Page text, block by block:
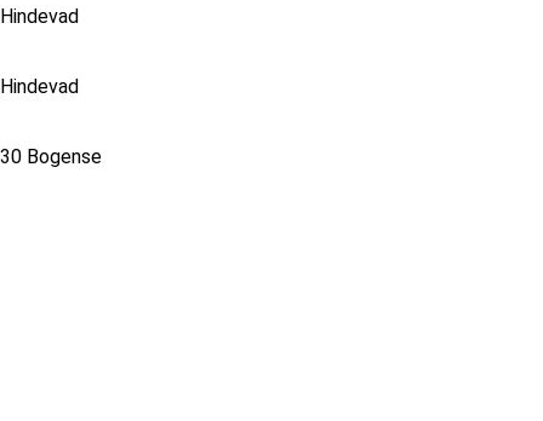
Hindevad
Hindevad
30 Bogense